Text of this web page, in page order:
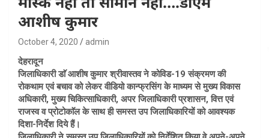
आशीष कुमार
October 4, 2020 admin
देहरादून
जिलाधिकारी डाॅ आशीष कुमार श्रीवास्तव ने कोविड-19 संक्रमण की
रोकथाम एवं बचाव को लेकर वीडियो कान्फ्रसिंग के माध्यम से मुख्य विकास
अधिकारी, मुख्य चिकित्साधिकारी, अपर जिलाधिकारी प्रशासन, वित्त एवं
राजस्व व प्रोटोकाॅल के साथ ही समस्त उप जिलाधिकारियों को आवश्यक
दिशा-निर्देश दिये हैं।